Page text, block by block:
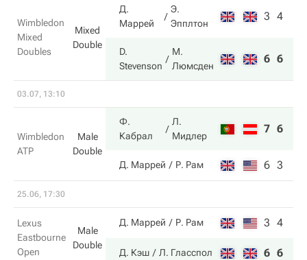
Wimbledon
Mixed
Doubles
Mixed
Double
Д.
Маррей
Э.
Эпплтон
3 4
D.
Stevenson
М.
Люмсден
6 6
03.07, 13:10
Wimbledon
ATP
Male
Double
Ф.
Кабрал
Л.
Мидлер
7 6
Д. Маррей Р. Рам 6 3
25.06, 17:30
Lexus
Eastbourne
Open
Male
Double
Д. Маррей Р. Рам 3 4
Д. Кэш Л. Гласспол 6 6